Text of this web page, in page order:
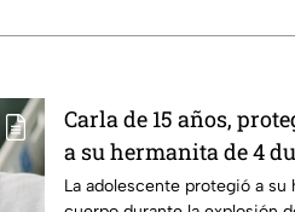
Carla de 15 años,
a su hermanita de 4
explosión de una pipa
La adolescente protegió a su